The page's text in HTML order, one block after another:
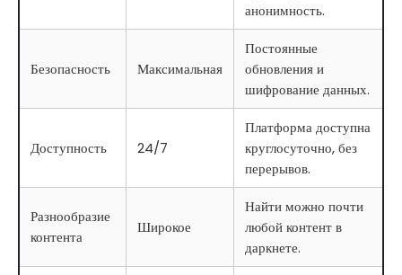
анонимность.
Безопасность Максимальная
Постоянные
обновления и
шифрование данных.
Доступность 24/7
Платформа доступна
круглосуточно, без
перерывов.
Разнообразие
контента
Широкое
Найти можно почти
любой контент в
даркнете.